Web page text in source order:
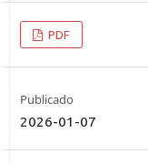
PDF
Publicado
2026-01-07